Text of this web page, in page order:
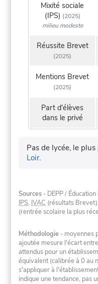
Mixité sociale
(IPS) (2025)
milieu modeste
Réussite Brevet
(2025)
Mentions Brevet
(2025)
Part d'élèves
dans le privé
Pas de lycée, le plus
Loir.
Sources - DEPP /
IPS, IVAC (résultats Brevet),
(rentrée scolaire la plus
Méthodologie - moyennes
ajoutée mesure l'écart
attendus pour un
équivalent (calibrée à 0 au
s'appliquer à
indique une tendance, pas